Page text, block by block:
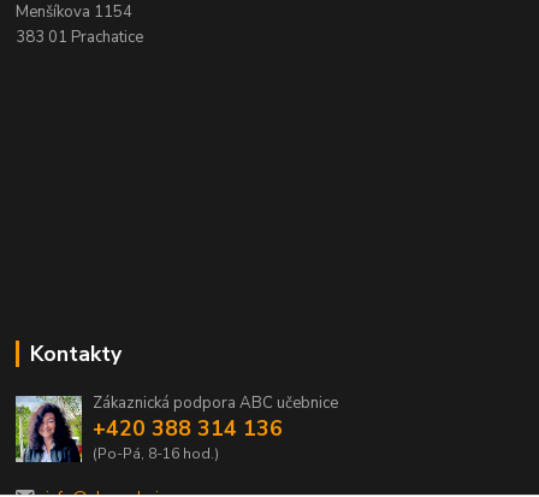
Menšíkova 1154
383 01 Prachatice
Kontakty
Zákaznická podpora ABC učebnice
+420 388 314 136
(Po-Pá, 8-16 hod.)